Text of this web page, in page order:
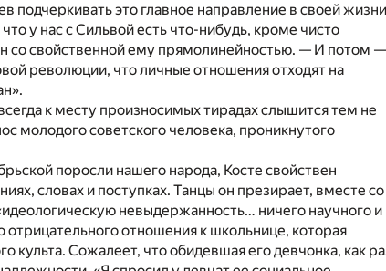
подчеркивать это главное направление в своей
у нас с Сильвой есть что-нибудь, кроме чисто
со свойственной ему прямолинейностью. — И потом —
революции, что личные отношения отходят на
к месту произносимых тирадах слышится тем не
молодого советского человека, проникнутого
поросли нашего народа, Косте свойствен
словах и поступках. Танцы он презирает, вместе со
невыдержанность… ничего научного и
отношения к школьнице, которая
культа. Сожалеет, что обидевшая его девчонка, как